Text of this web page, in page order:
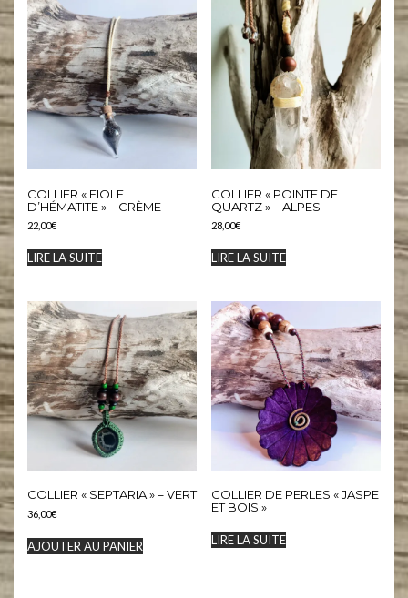
COLLIER « FIOLE
D’HÉMATITE » – CRÈME
22,00€
LIRE LA SUITE
COLLIER « POINTE DE
QUARTZ » – ALPES
28,00€
LIRE LA SUITE
COLLIER « SEPTARIA » – VERT
36,00€
AJOUTER AU PANIER
COLLIER DE PERLES « JASPE
ET BOIS »
LIRE LA SUITE